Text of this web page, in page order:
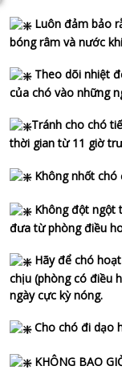
Luôn đảm bảo
bóng râm và nước
Theo dõi nhiệt
của chó vào những
Tránh cho chó
thời gian từ 11 giờ
Không nhốt chó
Không đột ngột
đưa từ phòng điều
Hãy để chó
chịu (phòng có điều
ngày cực kỳ nóng.
Cho chó đi dạo
KHÔNG BAO